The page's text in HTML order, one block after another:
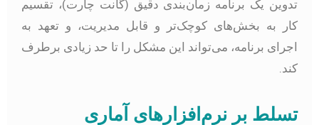
تدوین یک برنامه زمان‌بندی دقیق (گانت چارت)، تقسیم
کار به بخش‌های کوچک‌تر و قابل مدیریت، و تعهد به
اجرای برنامه، می‌تواند این مشکل را تا حد زیادی برطرف
تسلط بر نرم‌افزارهای آماری